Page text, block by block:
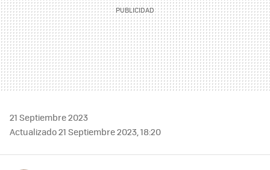
21 Septiembre 2023
Actualizado 21 Septiembre 2023, 18:20